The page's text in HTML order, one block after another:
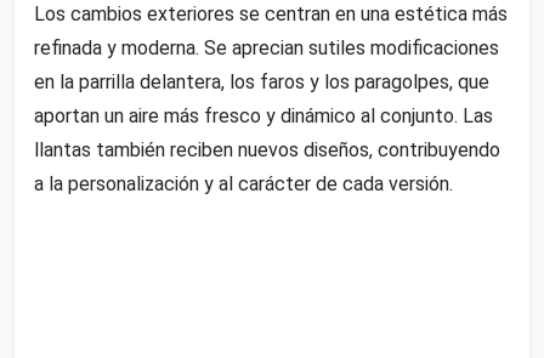
Los cambios exteriores se centran en una estética más
refinada y moderna. Se aprecian sutiles modificaciones
en la parrilla delantera, los faros y los paragolpes, que
aportan un aire más fresco y dinámico al conjunto. Las
llantas también reciben nuevos diseños, contribuyendo
a la personalización y al carácter de cada versión.